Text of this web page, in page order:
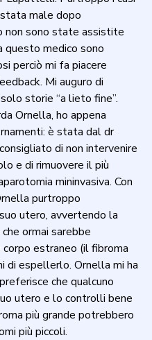
male dopo
non sono state assistite
questo medico sono
perciò mi fa piacere
Mi auguro di
storie “a lieto fine”.
Ornella, ho appena
è stata dal dr
di non intervenire
e di rimuovere il più
mininvasiva. Con
purtroppo
utero, avvertendo la
ormai sarebbe
estraneo (il fibroma
di espellerlo. Ornella mi ha
che qualcuno
utero e lo controlli bene
più grande potrebbero
più piccoli.